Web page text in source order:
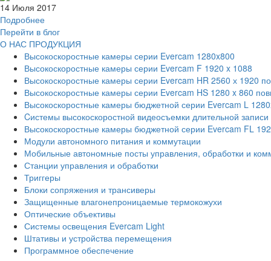
14 Июля 2017
Подробнее
Перейти в блог
О НАС ПРОДУКЦИЯ
Высокоскоростные камеры серии Evercam 1280x800
Высокоскоростные камеры серии Evercam F 1920 x 1088
Высокоскоростные камеры серии Evercam HR 2560 х 1920
Высокоскоростные камеры серии Evercam HS 1280 x 860
Высокоскоростные камеры бюджетной серии Evercam L
Cистемы высокоскоростной видеосъемки длительной
Высокоскоростные камеры бюджетной серии Evercam FL
Модули автономного питания и коммутации
Мобильные автономные посты управления, обработки и
Станции управления и обработки
Триггеры
Блоки сопряжения и трансиверы
Защищенные влагонепроницаемые термокожухи
Оптические объективы
Системы освещения Evercam Light
Штативы и устройства перемещения
Программное обеспечение